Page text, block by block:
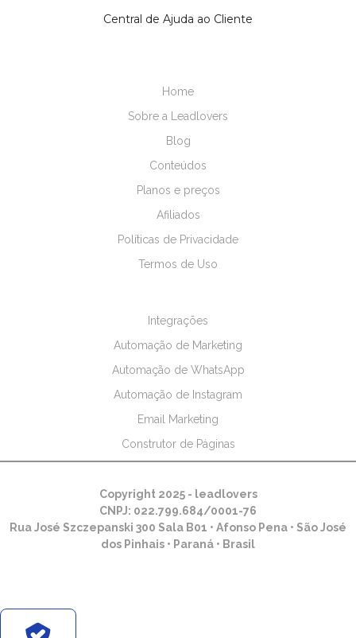
Central de Ajuda ao Cliente
Home
Sobre a Leadlovers
Blog
Conteúdos
Planos e preços
Afiliados
Políticas de Privacidade
Termos de Uso
Integrações
Automação de Marketing
Automação de WhatsApp
Automação de Instagram
Email Marketing
Construtor de Páginas
Copyright 2025 - leadlovers
CNPJ: 022.799.684/0001-76
Rua José Szczepanski 300 Sala B01 • Afonso Pena • São José
dos Pinhais • Paraná • Brasil